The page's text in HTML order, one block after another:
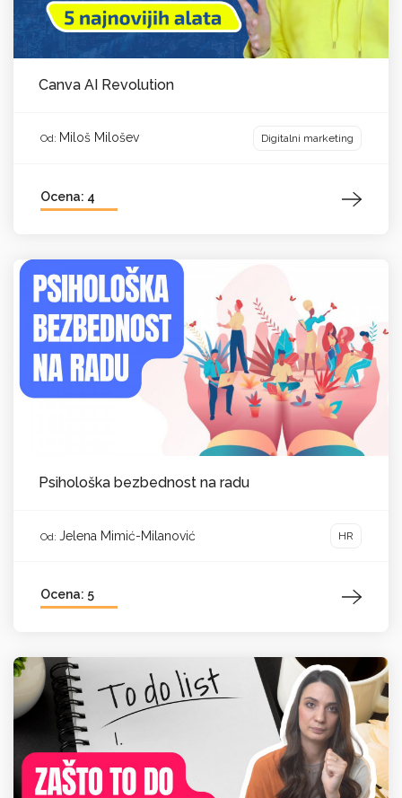
Canva AI Revolution
Od: Miloš Milošev Digitalni marketing
Ocena: 4
Psihološka bezbednost na radu
Od: Jelena Mimić-Milanović HR
Ocena: 5